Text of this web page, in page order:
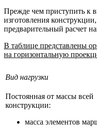
Прежде чем приступить к
изготовления
предварительный расчет
В таблице представлены
на горизонтальную
Вид нагрузки
Постоянная от массы всей
конструкции:
масса элементов